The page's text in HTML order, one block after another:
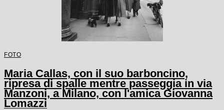
FOTO
Maria Callas, con il suo barboncino,
ripresa di spalle mentre passeggia in via
Manzoni, a Milano, con l'amica Giovanna
Lomazzi